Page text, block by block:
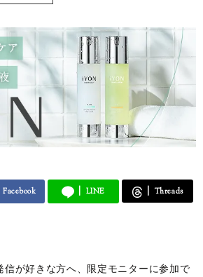
Facebook LINE Threads
信が好きな方へ、限定モニターに参加で